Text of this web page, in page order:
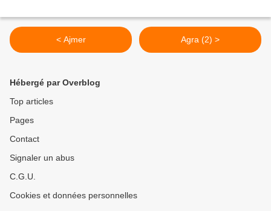
< Ajmer Agra (2) >
Hébergé par Overblog
Top articles
Pages
Contact
Signaler un abus
C.G.U.
Cookies et données personnelles